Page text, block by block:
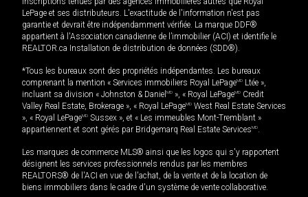
LePage et ses distributeurs. L'exactitude de l'information n'est pas
garantie et devrait être indépendamment vérifiée. La marque DDF®
appartient à l'Association canadienne de l’immobilier (ACI) et identifie le
REALTOR.ca Installation de distribution de données (SDD®).
*Tous les bureaux sont des propriétés indépendantes. Les bureaux
comprenant la mention « Services immobiliers Royal LePageMD Ltée »,
incluant sa division « Johnston & Daniel MD », « Royal LePageMD Credit
Valley Real Estate, Brokerage », « Royal LePageMD West Real Estate Services
», « Royal LePageMD Sussex », et « Les immeubles Mont-Tremblant »
appartiennent et sont gérés par Bridgemarq Real Estate ServicesMD.
Les marques de commerce MLS® ainsi que les logos qui s'y rapportent
désignent les services professionnels rendus par les membres
REALTORS® de l'ACI en vue de l'achat, de la vente et de la location de
biens immobiliers dans le cadre d'un système de vente collaborative.